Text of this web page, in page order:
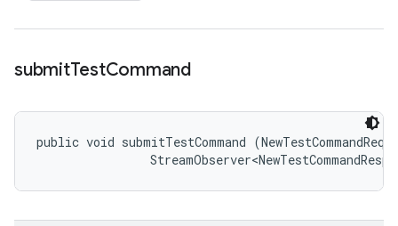
submitTestCommand
public void submitTestCommand